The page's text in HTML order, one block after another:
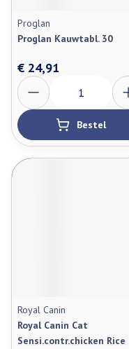
Proglan
Proglan Kauwtabl. 30
€ 24,91
Aantal
Bestel
Royal Canin
Royal Canin Cat
Sensi.contr.chicken Rice